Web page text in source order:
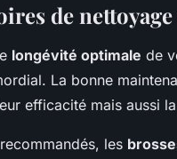
de
longévité optimale de
La bonne
efficacité mais aussi
les